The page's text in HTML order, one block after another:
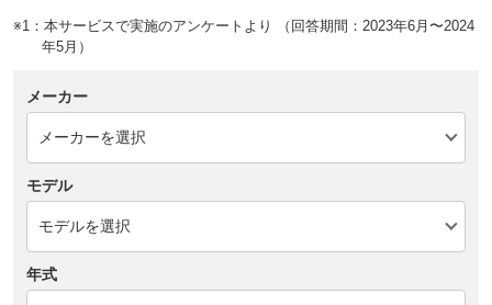
※1：本サービスで実施のアンケートより （回答期間：2023年6月〜2024
年5月）
メーカー
モデル
年式